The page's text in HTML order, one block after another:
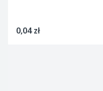
0,04 zł